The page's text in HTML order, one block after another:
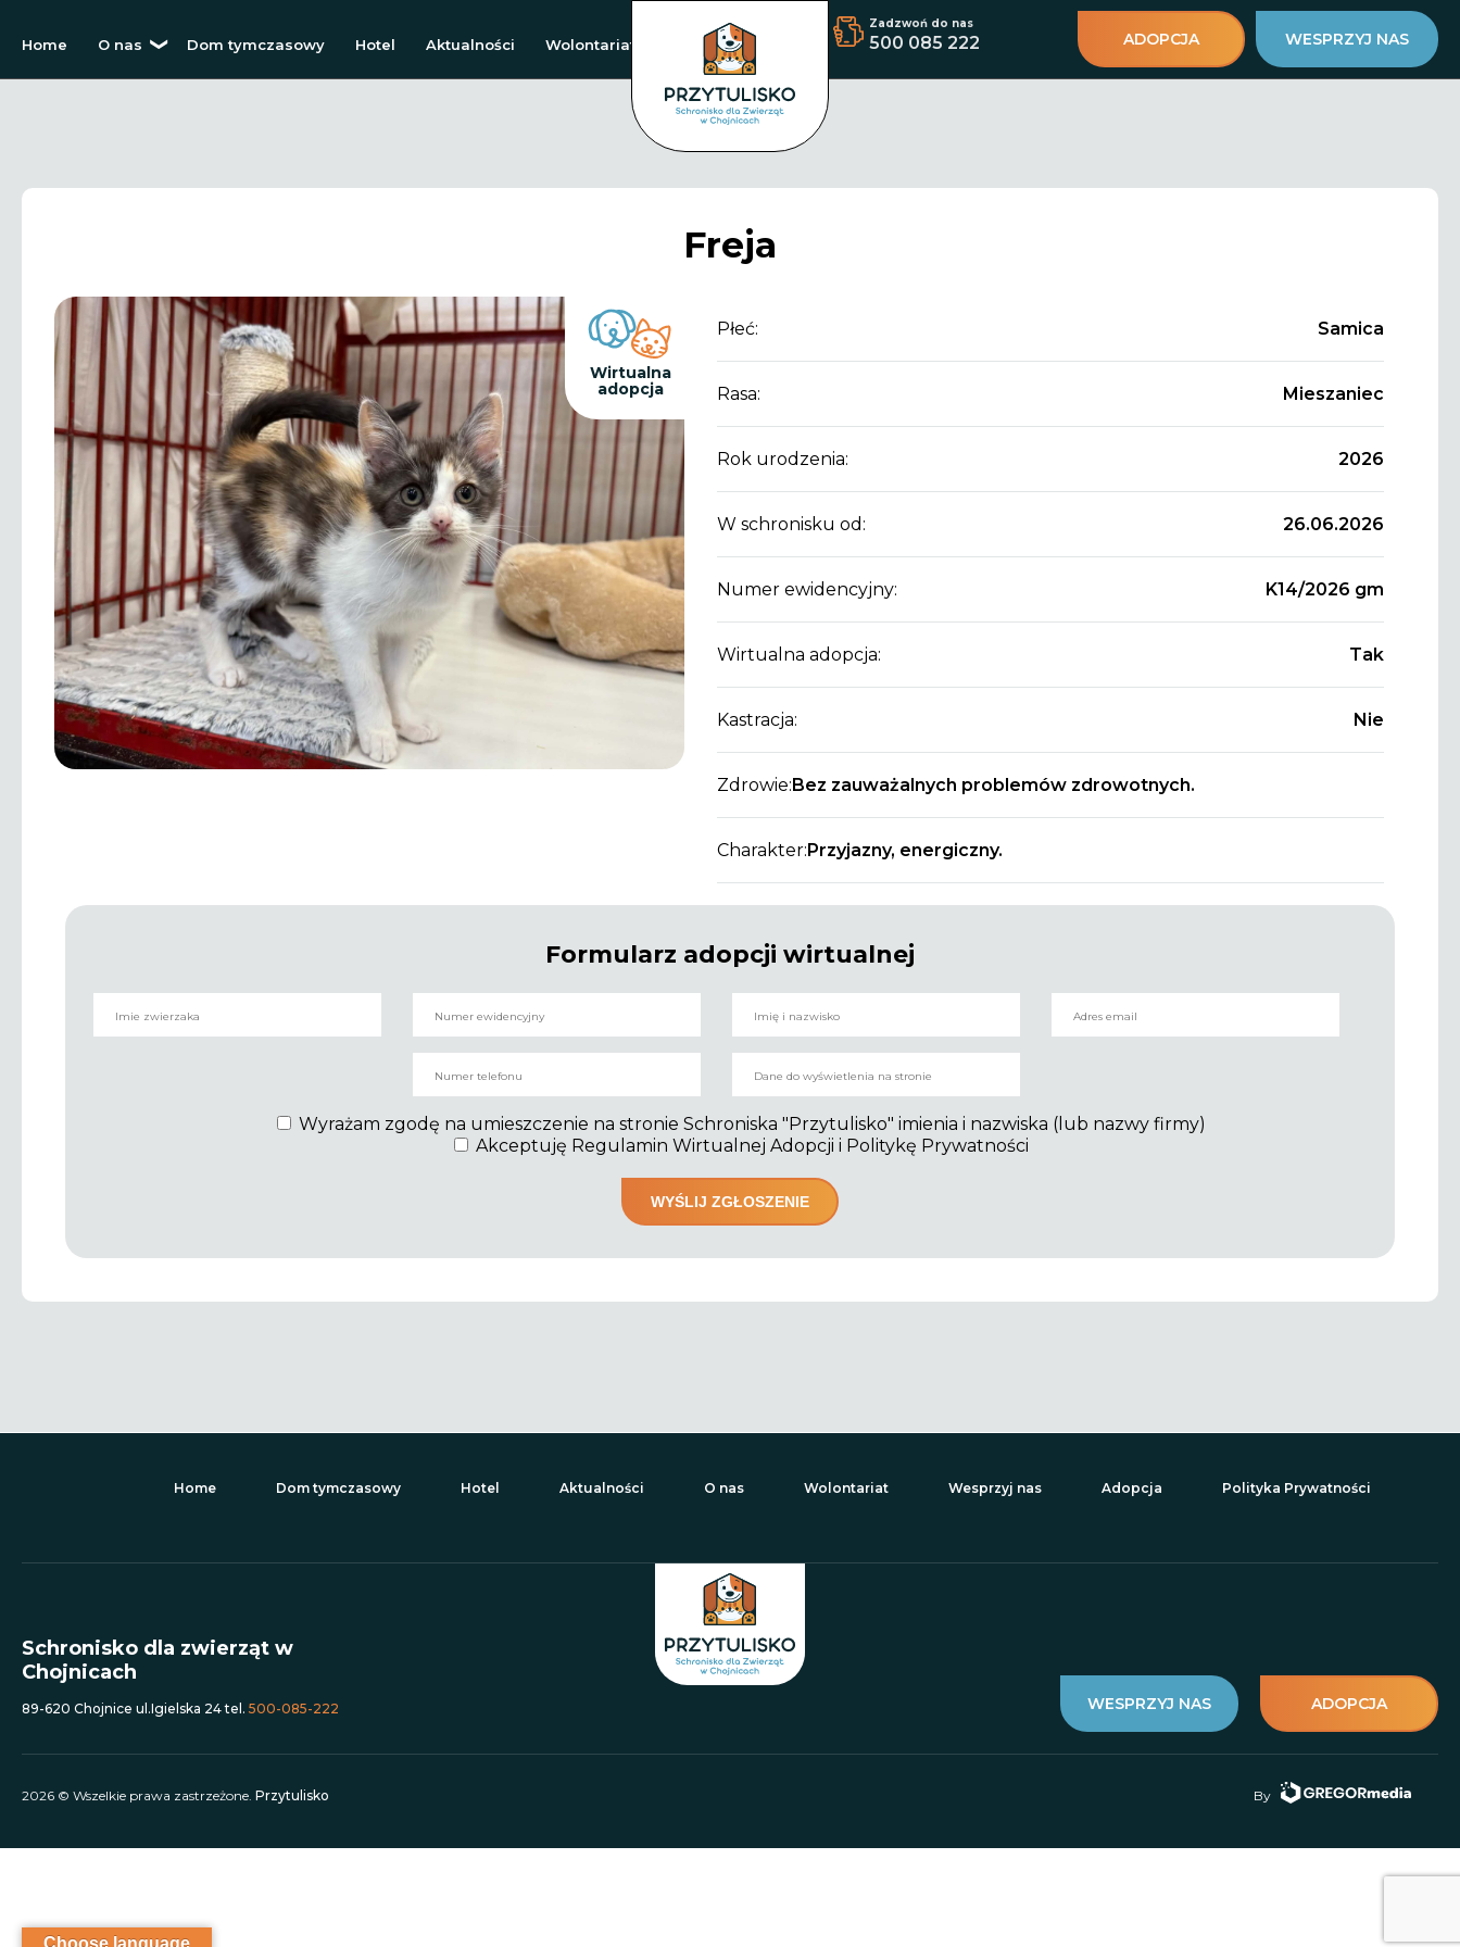
Home O nas Dom tymczasowy Hotel Aktualności Wolontariat
Zadzwoń do nas
500 085 222 ADOPCJA WESPRZYJ NAS
Freja
Wirtualna
adopcja
Płeć: Samica
Rasa: Mieszaniec
Rok urodzenia: 2026
W schronisku od: 26.06.2026
Numer ewidencyjny: K14/2026 gm
Wirtualna adopcja: Tak
Kastracja: Nie
Zdrowie:Bez zauważalnych problemów zdrowotnych.
Charakter:Przyjazny, energiczny.
Formularz adopcji wirtualnej
Wyrażam zgodę na umieszczenie na stronie Schroniska "Przytulisko" imienia i nazwiska (lub nazwy firmy)
Akceptuję Regulamin Wirtualnej Adopcji i Politykę Prywatności
Choose language
Home Dom tymczasowy Hotel Aktualności O nas Wolontariat Wesprzyj nas Adopcja Polityka Prywatności
Schronisko dla zwierząt w
Chojnicach
89-620 Chojnice ul.Igielska 24 tel. 500-085-222 ADOPCJA
WESPRZYJ NAS
2026 © Wszelkie prawa zastrzeżone. Przytulisko By